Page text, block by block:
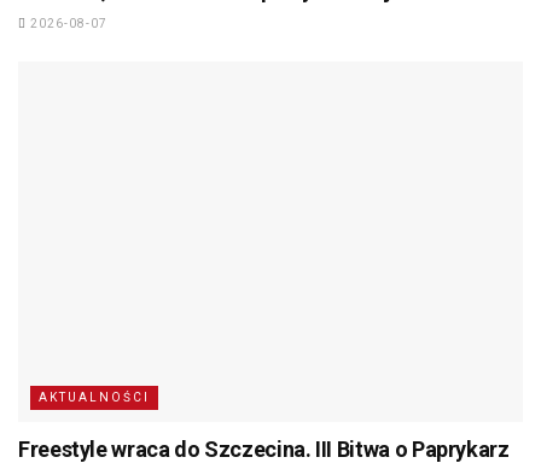
2026-08-07
AKTUALNOŚCI
Freestyle wraca do Szczecina. III Bitwa o Paprykarz